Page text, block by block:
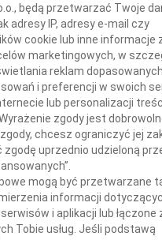
Dioniza
Wrocław
26.01.2011
Z głębokim smutkiem
że dnia 21 stycznia
umarła nasza ukochana
będą przetwarzać Twoje
adresy IP, adresy e-mail czy
cookie lub inne informacje
marketingowych, w
reklam
i preferencji w swoich
lub personalizacji
zgody jest
chcesz ograniczyć jej
uprzednio udzieloną
mogą być przetwarzane
informacji
i aplikacji lub łączone
Tobie usług. Jeśli podstawą